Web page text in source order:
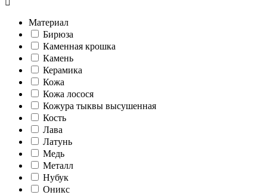
Материал
Бирюза
Каменная крошка
Камень
Керамика
Кожа
Кожа лосося
Кожура тыквы высушенная
Кость
Лава
Латунь
Медь
Металл
Нубук
Оникс